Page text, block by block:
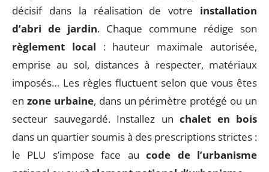
décisif dans la réalisation de votre installation
d’abri de jardin. Chaque commune rédige son
règlement local : hauteur maximale autorisée,
emprise au sol, distances à respecter, matériaux
imposés… Les règles fluctuent selon que vous êtes
en zone urbaine, dans un périmètre protégé ou un
secteur sauvegardé. Installez un chalet en bois
dans un quartier soumis à des prescriptions strictes :
le PLU s’impose face aucode de l’urbanisme